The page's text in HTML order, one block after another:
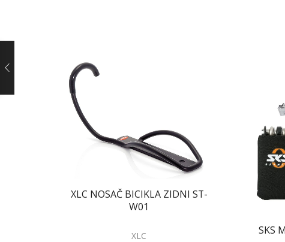
XLC NOSAČ BICIKLA ZIDNI ST-
W01
XLC
SKS